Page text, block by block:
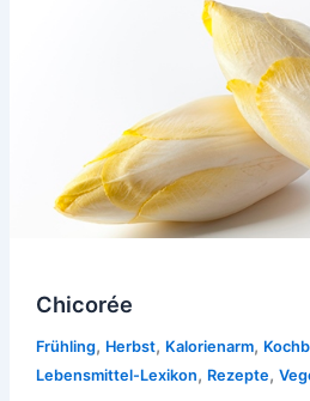
Chicorée
Frühling, Herbst, Kalorienarm,
Lebensmittel-Lexikon, Rezepte,